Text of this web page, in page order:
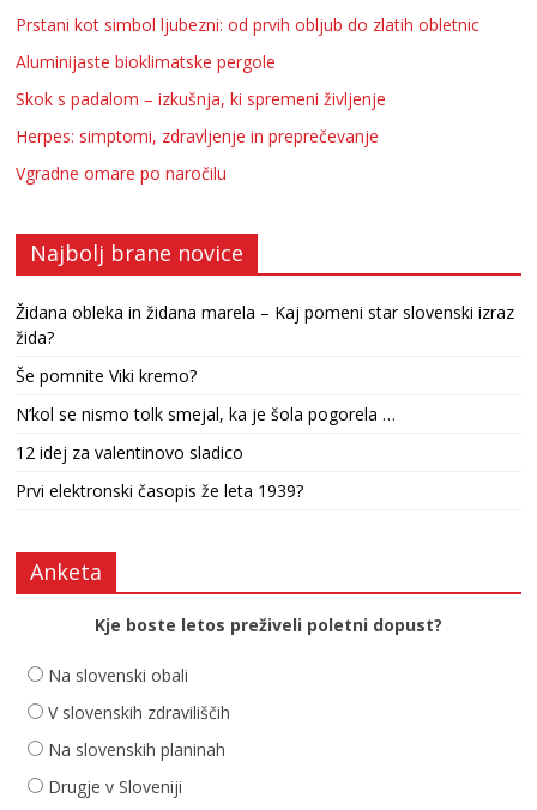
Prstani kot simbol ljubezni: od prvih obljub do zlatih obletnic
Aluminijaste bioklimatske pergole
Skok s padalom – izkušnja, ki spremeni življenje
Herpes: simptomi, zdravljenje in preprečevanje
Vgradne omare po naročilu
Najbolj brane novice
Židana obleka in židana marela – Kaj pomeni star slovenski izraz
žida?
Še pomnite Viki kremo?
N’kol se nismo tolk smejal, ka je šola pogorela …
12 idej za valentinovo sladico
Prvi elektronski časopis že leta 1939?
Anketa
Kje boste letos preživeli poletni dopust?
Na slovenski obali
V slovenskih zdraviliščih
Na slovenskih planinah
Drugje v Sloveniji